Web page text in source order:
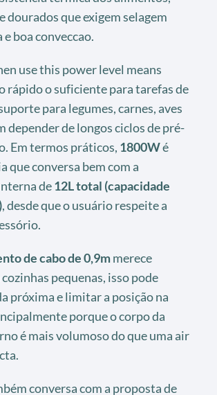
dourados que exigem selagem
boa conveccao.
use this power level means
rápido o suficiente para tarefas de
para legumes, carnes, aves
depender de longos ciclos de pré-
Em termos práticos, 1800Wé
que conversa bem com a
de12L total (capacidade
, desde que o usuário respeite a
de cabo de 0,9mmerece
pequenas, isso pode
próxima e limitar a posição na
porque o corpo da
é mais volumoso do que uma air
conversa com a proposta de